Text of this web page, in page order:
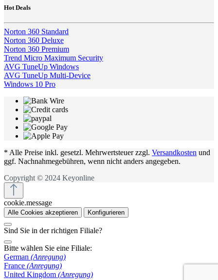
Hot Deals
Norton 360 Standard
Norton 360 Deluxe
Norton 360 Premium
Trend Micro Maximum Security
AVG TuneUp Windows
AVG TuneUp Multi-Device
Windows 10 Pro
* Alle Preise inkl. gesetzl. Mehrwertsteuer zzgl. Versandkosten und
ggf. Nachnahmegebühren, wenn nicht anders angegeben.
Copyright © 2024 Keyonline
cookie.message
Alle Cookies akzeptieren Konfigurieren
Sind Sie in der richtigen Filiale?
Bitte wählen Sie eine Filiale:
German (Anregung)
France (Anregung)
United Kingdom (Anregung)